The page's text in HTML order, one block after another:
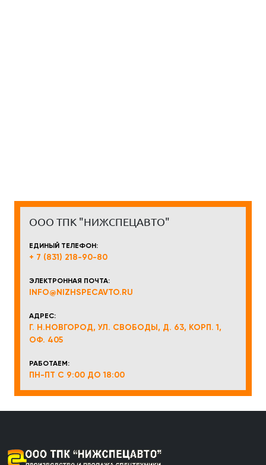
ООО ТПК "НИЖСПЕЦАВТО"
ЕДИНЫЙ ТЕЛЕФОН:
+ 7 (831) 218-90-80
ЭЛЕКТРОННАЯ ПОЧТА:
INFO@NIZHSPECAVTO.RU
АДРЕС:
Г. Н.НОВГОРОД, УЛ. СВОБОДЫ, Д. 63, КОРП. 1,
ОФ. 405
РАБОТАЕМ:
ПН-ПТ С 9:00 ДО 18:00